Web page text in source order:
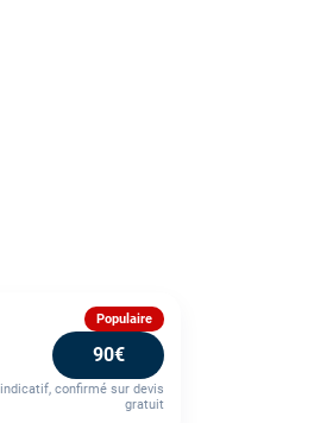
Populaire
90€
indicatif, confirmé sur devis
gratuit